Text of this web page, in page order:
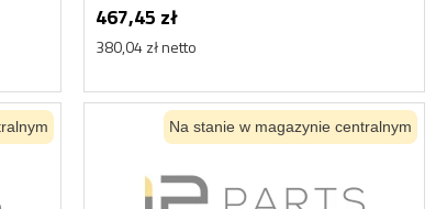
467,45 zł
380,04 zł netto
Na stanie w magazynie centralnym